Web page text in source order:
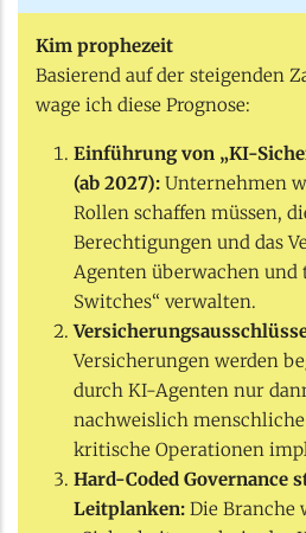
Kim prophezeit
Basierend auf der steigenden
wage ich diese Prognose:
Einführung von „KI-
(ab 2027): Unternehmen
Rollen schaffen müssen,
Berechtigungen und das
Agenten überwachen
Switches“ verwalten.
Versicherungen werden
durch KI-Agenten nur
nachweislich menschliche
kritische Operationen
Hard-Coded Governance
Leitplanken: Die Branche